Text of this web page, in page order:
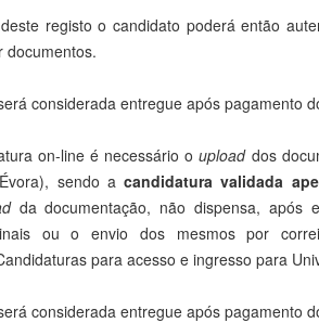
registo o candidato poderá então
documentos.
considerada entregue após pagamento
on-line é necessário oupload dos
sendo acandidatura validada
da documentação, não dispensa, após
ou o envio dos mesmos por
para acesso e ingresso para
considerada entregue após pagamento